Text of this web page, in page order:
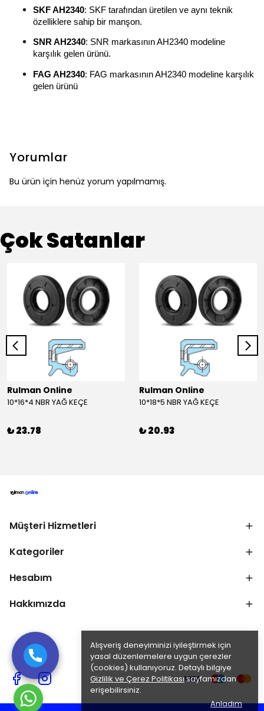
Alışveriş deneyiminizi iyileştirmek için
yasal düzenlemelere uygun çerezler
(cookies) kullanıyoruz. Detaylı bilgiye
Gizlilik ve Çerez Politikasısayfamızdan
erişebilirsiniz.
Anladım
SKF AH2340: SKF tarafından üretilen ve aynı teknik
özelliklere sahip bir manşon.
SNR AH2340: SNR markasının AH2340 modeline
karşılık gelen ürünü.
FAG AH2340: FAG markasının AH2340 modeline karşılık
gelen ürünü
Yorumlar
Bu ürün için henüz yorum yapılmamış.
Çok Satanlar
Rulman Online
10*16*4 NBR YAĞ KEÇE
₺ 23.78
Rulman Online
10*18*5 NBR YAĞ KEÇE
₺ 20.93
Müşteri Hizmetleri
Kategoriler
Hesabım
Hakkımızda